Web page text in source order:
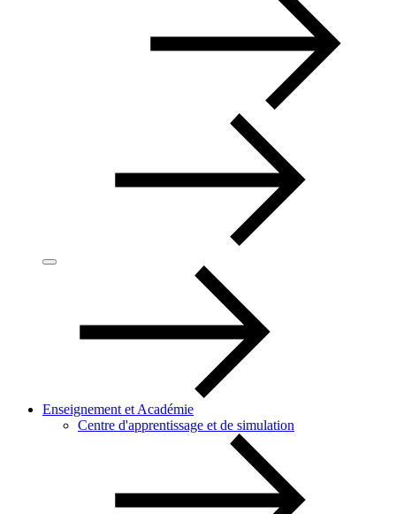
Enseignement et Académie
Centre d'apprentissage et de simulation